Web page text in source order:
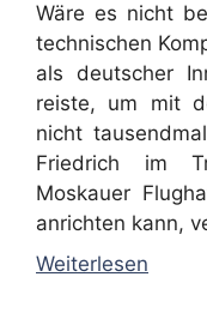
Wäre es nicht
technischen
als deutscher
reiste, um mit
nicht
Friedrich im
Moskauer
anrichten kann,
Weiterlesen